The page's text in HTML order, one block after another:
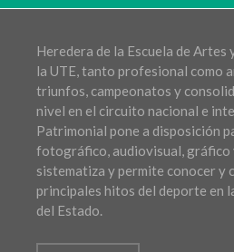
Heredera de la Escuela de
la UTE, tanto profesional como
triunfos, campeonatos y
nivel en el circuito nacional e
Patrimonial pone a disposición
fotográfico, audiovisual, gráfico
sistematiza y permite conocer y
principales hitos del deporte en
del Estado.